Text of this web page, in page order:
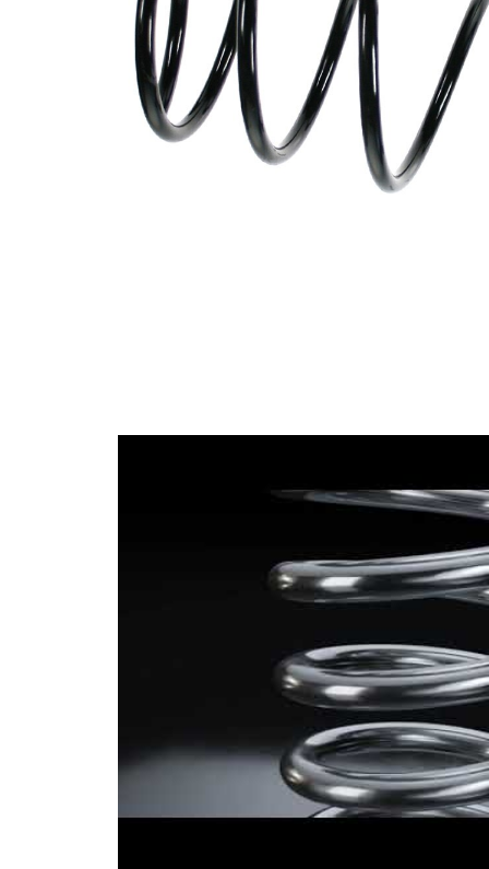
průměrem
Vnější
průměr
124 mm
Vnější
průměr 1
151 mm
Průměr
drátu
11,50 mm